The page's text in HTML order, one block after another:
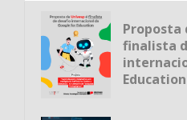
Proposta
finalista
Education